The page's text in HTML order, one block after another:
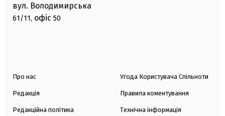
вул. Володимирська
61/11, офіс 50
Про нас
Редакція
Редакційна політика
Угода Користувача Спільноти
Правила коментування
Технічна інформація